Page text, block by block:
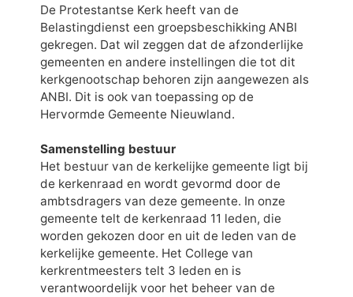
De Protestantse Kerk heeft van de
Belastingdienst een groepsbeschikking ANBI
gekregen. Dat wil zeggen dat de afzonderlijke
gemeenten en andere instellingen die tot dit
kerkgenootschap behoren zijn aangewezen als
ANBI. Dit is ook van toepassing op de
Hervormde Gemeente Nieuwland.
Samenstelling bestuur
Het bestuur van de kerkelijke gemeente ligt bij
de kerkenraad en wordt gevormd door de
ambtsdragers van deze gemeente. In onze
gemeente telt de kerkenraad 11 leden, die
worden gekozen door en uit de leden van de
kerkelijke gemeente. Het College van
kerkrentmeesters telt 3 leden en is
verantwoordelijk voor het beheer van de